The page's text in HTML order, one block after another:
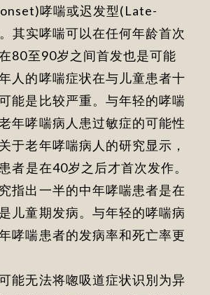
哮喘或迟发型(Late-
其实哮喘可以在任何年龄首次
80至90岁之间首发也是可能
人的哮喘症状在与儿童患者十
能是比较严重。与年轻的哮喘
年哮喘病人患过敏症的可能性
于老年哮喘病人的研究显示，
者是在40岁之后才首次发作。
指出一半的中年哮喘患者是在
儿童期发病。与年轻的哮喘病
哮喘患者的发病率和死亡率更
能无法将唿吸道症状识別为异